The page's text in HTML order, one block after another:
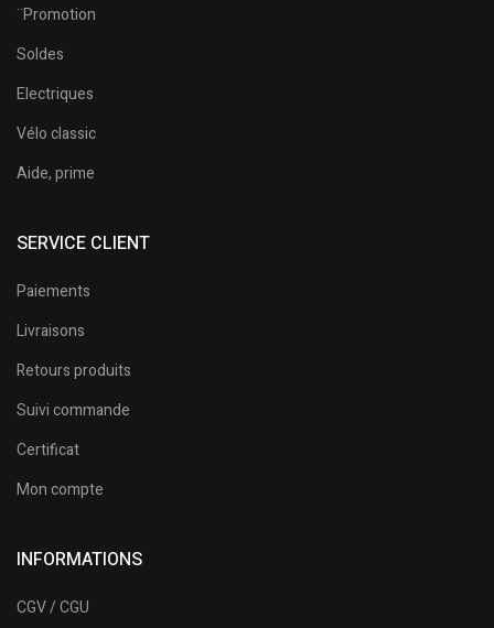
¨Promotion
Soldes
Electriques
Vélo classic
Aide, prime
SERVICE CLIENT
Paiements
Livraisons
Retours produits
Suivi commande
Certificat
Mon compte
INFORMATIONS
CGV / CGU